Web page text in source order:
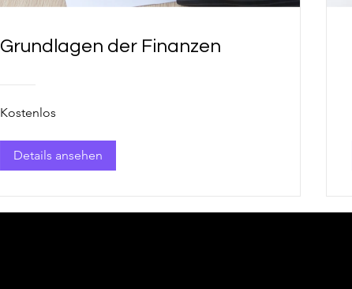
Grundlagen der Finanzen
Kostenlos
Details ansehen